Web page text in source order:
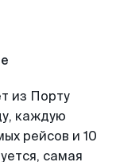
из Порту
каждую
рейсов и 10
самая